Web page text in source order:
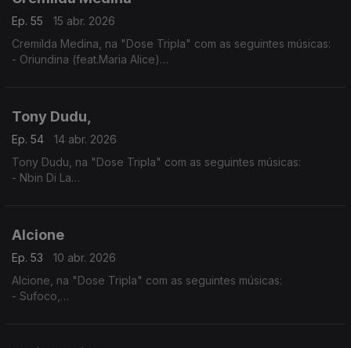
Ep. 55
15 abr. 2026
Cremilda Medina, na "Dose Tripla" com as seguintes músicas:
- Oriundina (feat.Maria Alice)
Tony Dudu,
Ep. 54
14 abr. 2026
Tony Dudu, na "Dose Tripla" com as seguintes músicas:
- Nbin Di La
Alcione
Ep. 53
10 abr. 2026
Alcione, na "Dose Tripla" com as seguintes músicas:
- Sufoco,